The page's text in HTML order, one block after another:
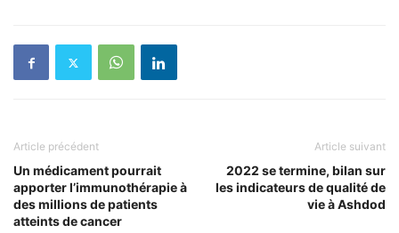
Article précédent
Un médicament pourrait
apporter l’immunothérapie à
des millions de patients
atteints de cancer
Article suivant
2022 se termine, bilan sur
les indicateurs de qualité de
vie à Ashdod